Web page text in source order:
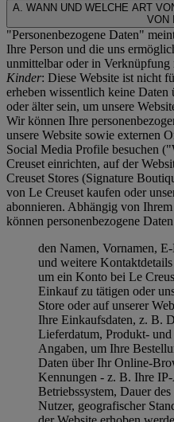
A. WANN UND WELCHE ART
VON
"Personenbezogene Daten"
Ihre Person und die uns
unmittelbar oder in
Kinder: Diese Website ist nicht
erheben wissentlich keine Daten
oder älter sein, um unsere
Wir können Ihre
unsere Website sowie externen
Social Media Profile besuchen ("
Creuset einrichten, auf der
Creuset Stores (Signature
von Le Creuset kaufen oder
abonnieren. Abhängig von
können personenbezogene
den Namen, Vornamen,
und weitere
um ein Konto bei Le
Einkauf zu tätigen oder
Store oder auf unserer
Ihre Einkaufsdaten, z. B.
Lieferdatum, Produkt-
Angaben, um Ihre
Daten über Ihr Online-
Kennungen - z. B. Ihre
Betriebssystem, Dauer
Nutzer, geografischer